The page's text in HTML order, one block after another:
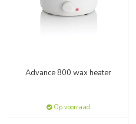
Advance 800 wax heater
Op voorraad